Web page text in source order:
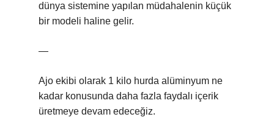
dünya sistemine yapılan müdahalenin küçük
bir modeli haline gelir.
—
Ajo ekibi olarak 1 kilo hurda alüminyum ne
kadar konusunda daha fazla faydalı içerik
üretmeye devam edeceğiz.